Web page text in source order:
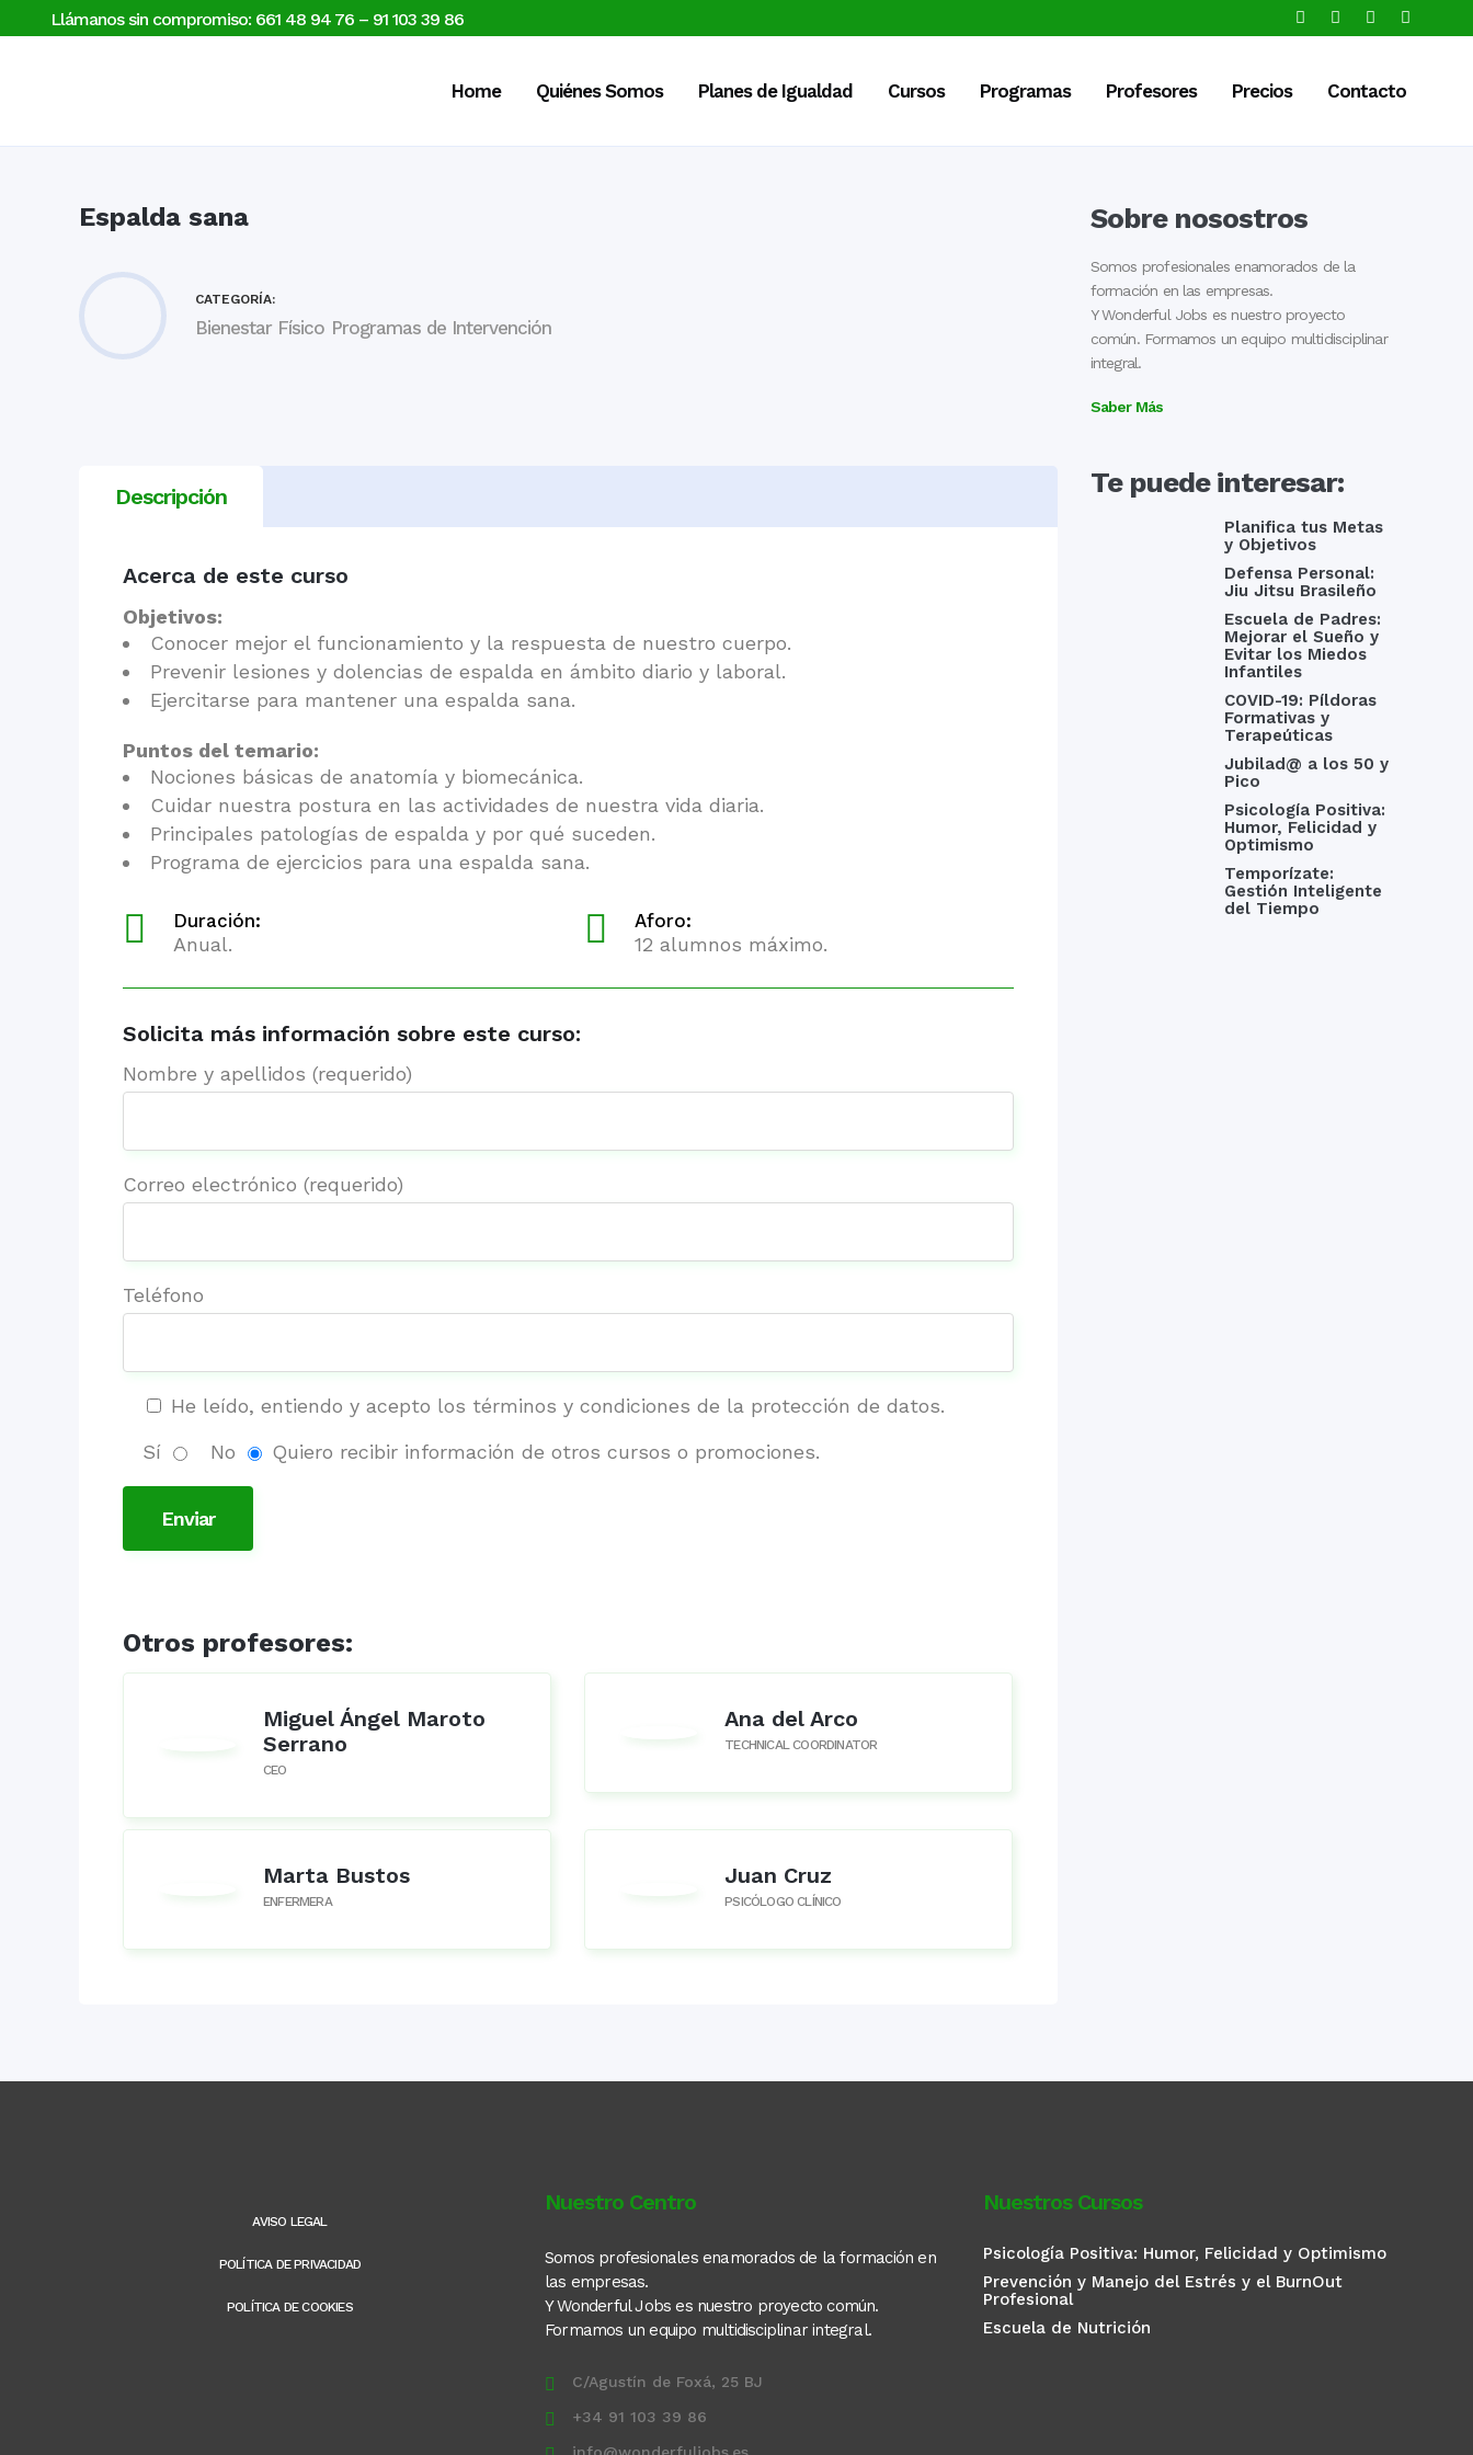
Llámanos sin compromiso: 661 48 94 76 – 91 103 39 86
Home Quiénes Somos Planes de Igualdad Cursos Programas Profesores Precios Contacto
Espalda sana
CATEGORÍA:
Bienestar Físico Programas de Intervención
Descripción
Acerca de este curso
Objetivos:
Conocer mejor el funcionamiento y la respuesta de nuestro cuerpo.
Prevenir lesiones y dolencias de espalda en ámbito diario y laboral.
Ejercitarse para mantener una espalda sana.
Puntos del temario:
Nociones básicas de anatomía y biomecánica.
Cuidar nuestra postura en las actividades de nuestra vida diaria.
Principales patologías de espalda y por qué suceden.
Programa de ejercicios para una espalda sana.
Duración:
Anual.
Aforo:
12 alumnos máximo.
Solicita más información sobre este curso:
Nombre y apellidos (requerido)
Correo electrónico (requerido)
Teléfono
He leído, entiendo y acepto los términos y condiciones de la protección de datos.
Sí
No Quiero recibir información de otros cursos o promociones.
Otros profesores:
Miguel Ángel Maroto
Serrano
CEO
Ana del Arco
TECHNICAL COORDINATOR
Marta Bustos
ENFERMERA
Juan Cruz
PSICÓLOGO CLÍNICO
Sobre nosostros
Somos profesionales enamorados de la
formación en las empresas.
Y Wonderful Jobs es nuestro proyecto
común. Formamos un equipo multidisciplinar
integral.
Saber Más
Te puede interesar:
Planifica tus Metas
y Objetivos
Defensa Personal:
Jiu Jitsu Brasileño
Escuela de Padres:
Mejorar el Sueño y
Evitar los Miedos
Infantiles
COVID-19: Píldoras
Formativas y
Terapeúticas
Jubilad@ a los 50 y
Pico
Psicología Positiva:
Humor, Felicidad y
Optimismo
Temporízate:
Gestión Inteligente
del Tiempo
AVISO LEGAL
POLÍTICA DE PRIVACIDAD
POLÍTICA DE COOKIES
Nuestro Centro
Somos profesionales enamorados de la formación en
las empresas.
Y Wonderful Jobs es nuestro proyecto común.
Formamos un equipo multidisciplinar integral.
C/Agustín de Foxá, 25 BJ
+34 91 103 39 86
Nuestros Cursos
Psicología Positiva: Humor, Felicidad y Optimismo
Prevención y Manejo del Estrés y el BurnOut
Profesional
Escuela de Nutrición